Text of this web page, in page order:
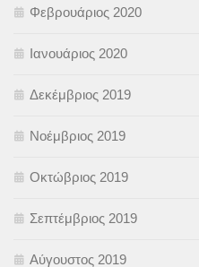
Φεβρουάριος 2020
Ιανουάριος 2020
Δεκέμβριος 2019
Νοέμβριος 2019
Οκτώβριος 2019
Σεπτέμβριος 2019
Αύγουστος 2019